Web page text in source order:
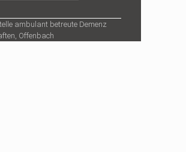
ambulant betreute Demenz
Offenbach